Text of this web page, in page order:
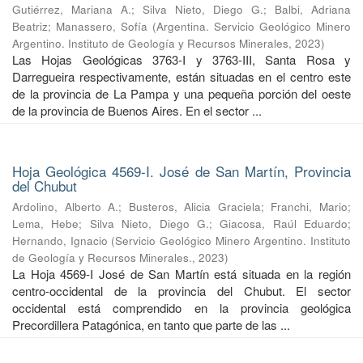
Gutiérrez, Mariana A.; Silva Nieto, Diego G.; Balbi, Adriana
Beatriz; Manassero, Sofía (Argentina. Servicio Geológico Minero
Argentino. Instituto de Geología y Recursos Minerales, 2023)
Las Hojas Geológicas 3763-I y 3763-III, Santa Rosa y
Darregueira respectivamente, están situadas en el centro este
de la provincia de La Pampa y una pequeña porción del oeste
de la provincia de Buenos Aires. En el sector ...
Hoja Geológica 4569-I. José de San Martín, Provincia
del Chubut
Ardolino, Alberto A.; Busteros, Alicia Graciela; Franchi, Mario;
Lema, Hebe; Silva Nieto, Diego G.;Giacosa, Raúl Eduardo;
Hernando, Ignacio (Servicio Geológico Minero Argentino. Instituto
de Geología y Recursos Minerales., 2023)
La Hoja 4569-I José de San Martín está situada en la región
centro-occidental de la provincia del Chubut. El sector
occidental está comprendido en la provincia geológica
Precordillera Patagónica, en tanto que parte de las ...